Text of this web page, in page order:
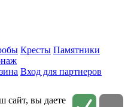
Кресты Памятники
Вход для партнеров
на обработку персональных
сайт, вы даете